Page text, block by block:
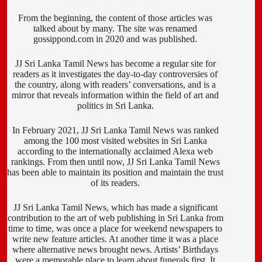
From the beginning, the content of those articles was
talked about by many. The site was renamed
gossippond.com in 2020 and was published.
JJ Sri Lanka Tamil News has become a regular site for
readers as it investigates the day-to-day controversies of
the country, along with readers’ conversations, and is a
mirror that reveals information within the field of art and
politics in Sri Lanka.
In February 2021, JJ Sri Lanka Tamil News was ranked
among the 100 most visited websites in Sri Lanka
according to the internationally acclaimed Alexa web
rankings. From then until now, JJ Sri Lanka Tamil News
has been able to maintain its position and maintain the trust
of its readers.
JJ Sri Lanka Tamil News, which has made a significant
contribution to the art of web publishing in Sri Lanka from
time to time, was once a place for weekend newspapers to
write new feature articles. At another time it was a place
where alternative news brought news. Artists’ Birthdays
were a memorable place to learn about funerals first. It